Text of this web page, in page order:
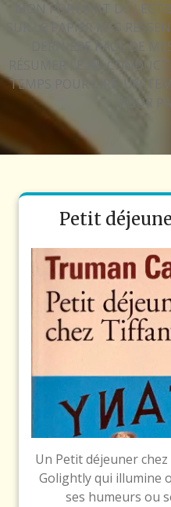
MON PORTRAIT DE
SUR LE PAPIER MES
DERNIÈRE PAGE DE
RÉSUMER LE FIL
TEMPS POUR LIRE. UN
POUR
Petit
Un Petit déjeuner
Golightly qui illumine
ses humeurs ou